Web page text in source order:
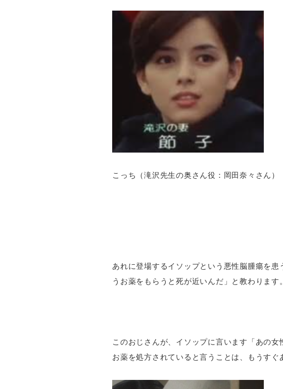
こっち（滝沢先生の奥さん役：岡田奈々さん
あれに登場するイソップという悪性脳腫瘍を
うお薬をもらうと死が近いんだ」と教わります。
このおじさんが、イソップに言います「あの
お薬を処方されていると言うことは、もうすぐ